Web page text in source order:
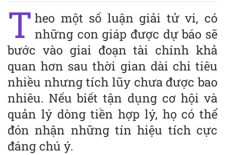
T heo một số luận giải tử vi, có
những con giáp được dự báo sẽ
bước vào giai đoạn tài chính khả
quan hơn sau thời gian dài chi tiêu
nhiều nhưng tích lũy chưa được bao
nhiêu. Nếu biết tận dụng cơ hội và
quản lý dòng tiền hợp lý, họ có thể
đón nhận những tín hiệu tích cực
đáng chú ý.